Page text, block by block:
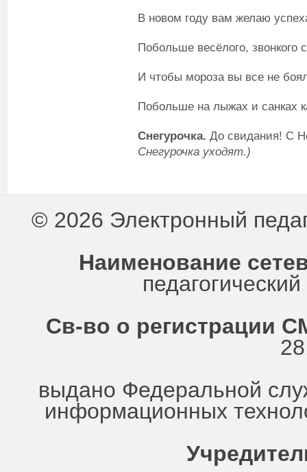
В новом году вам желаю
Побольше весёлого, звонкого
И чтобы мороза вы все не
Побольше на лыжах и санках
Снегурочка. До свидания! С
Снегурочка уходят.)
© 2026 Электронный
Наименование
Св-во о регистрации
выдано Федеральной
информационных